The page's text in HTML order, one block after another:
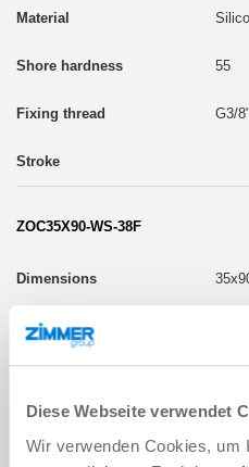
Diese Webseite verwendet
Wir verwenden Cookies, um
55
G3/
ZOC35X90-WS-38F
G3/